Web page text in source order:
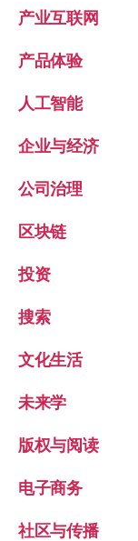
产业互联网
产品体验
人工智能
企业与经济
公司治理
区块链
投资
搜索
文化生活
未来学
版权与阅读
电子商务
社区与传播